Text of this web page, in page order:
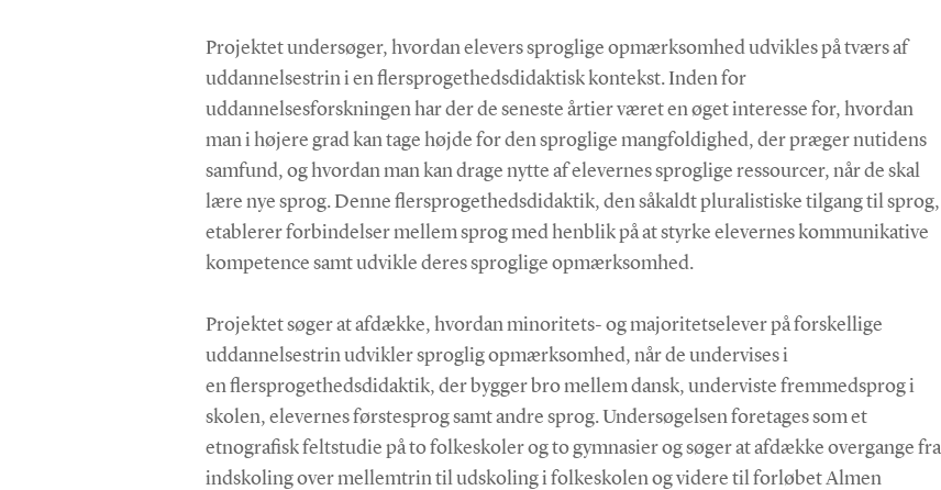
Projektet undersøger, hvordan elevers sproglige opmærksomhed udvikles på tværs af
uddannelsestrin i en flersprogethedsdidaktisk kontekst. Inden for
uddannelsesforskningen har der de seneste årtier været en øget interesse for, hvordan
man i højere grad kan tage højde for den sproglige mangfoldighed, der præger nutidens
samfund, og hvordan man kan drage nytte af elevernes sproglige ressourcer, når de skal
lære nye sprog. Denne flersprogethedsdidaktik, den såkaldt pluralistiske tilgang til sprog,
etablerer forbindelser mellem sprog med henblik på at styrke elevernes kommunikative
kompetence samt udvikle deres sproglige opmærksomhed.
Projektet søger at afdække, hvordan minoritets- og majoritetselever på forskellige
uddannelsestrin udvikler sproglig opmærksomhed, når de undervises i
en flersprogethedsdidaktik, der bygger bro mellem dansk, underviste fremmedsprog i
skolen, elevernes førstesprog samt andre sprog. Undersøgelsen foretages som et
etnografisk feltstudie på to folkeskoler og to gymnasier og søger at afdække overgange fra
indskoling over mellemtrin til udskoling i folkeskolen og videre til forløbet Almen